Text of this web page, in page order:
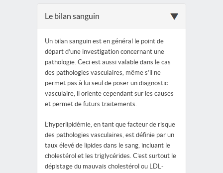
Le bilan sanguin
Un bilan sanguin est en général le point de
départ d’une investigation concernant une
pathologie. Ceci est aussi valable dans le cas
des pathologies vasculaires, même s’il ne
permet pas à lui seul de poser un diagnostic
vasculaire, il oriente cependant sur les causes
et permet de futurs traitements.
L’hyperlipidémie, en tant que facteur de risque
des pathologies vasculaires, est définie par un
taux élevé de lipides dans le sang, incluant le
cholestérol et les triglycérides. C’est surtout le
dépistage du mauvais cholestérol ou LDL-